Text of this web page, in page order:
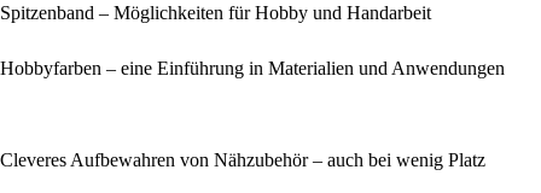
Spitzenband – Möglichkeiten für Hobby und Handarbeit
Hobbyfarben – eine Einführung in Materialien und Anwendungen
Cleveres Aufbewahren von Nähzubehör – auch bei wenig Platz